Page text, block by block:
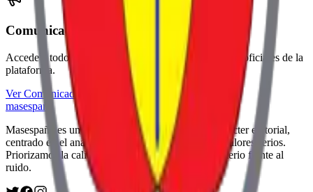
Comunicados
Accede a todos los pronunciamientos y declaraciones oficiales de la
plataforma.
Ver Comunicados
masespaña
Masespaña es un medio de opinión digital, con carácter editorial,
centrado en el análisis de actualidad y defensa de valores serios.
Priorizamos la calidad sobre la inmediatez, y el criterio frente al
ruido.